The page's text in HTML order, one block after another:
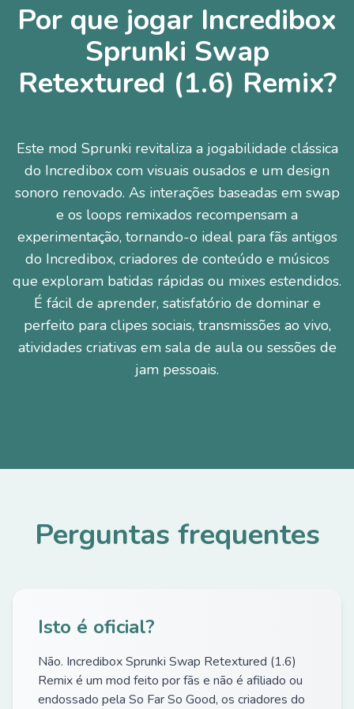
Por que jogar Incredibox
Sprunki Swap
Retextured (1.6) Remix?
Este mod Sprunki revitaliza a jogabilidade clássica
do Incredibox com visuais ousados e um design
sonoro renovado. As interações baseadas em swap
e os loops remixados recompensam a
experimentação, tornando-o ideal para fãs antigos
do Incredibox, criadores de conteúdo e músicos
que exploram batidas rápidas ou mixes estendidos.
É fácil de aprender, satisfatório de dominar e
perfeito para clipes sociais, transmissões ao vivo,
atividades criativas em sala de aula ou sessões de
jam pessoais.
Perguntas frequentes
Isto é oficial?
Não. Incredibox Sprunki Swap Retextured (1.6)
Remix é um mod feito por fãs e não é afiliado ou
endossado pela So Far So Good, os criadores do